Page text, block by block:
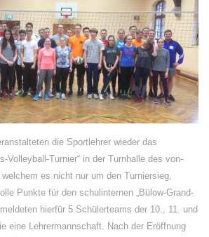
die Sportlehrer wieder das
Volleyball-Turnier“ in der Turnhalle des von-
es nicht nur um den Turniersieg,
Punkte für den schulinternen „Bülow-Grand-
hierfür 5 Schülerteams der 10., 11. und
eine Lehrermannschaft. Nach der Eröffnung